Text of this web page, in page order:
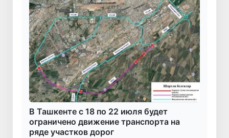
В Ташкенте с 18 по 22 июля будет
ограничено движение транспорта на
ряде участков дорог